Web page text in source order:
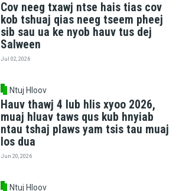
Cov neeg txawj ntse hais tias cov
kob tshuaj qias neeg tseem pheej
sib sau ua ke nyob hauv tus dej
Salween
Jul 02, 2026
Ntuj Hloov
Hauv thawj 4 lub hlis xyoo 2026,
muaj hluav taws qus kub hnyiab
ntau tshaj plaws yam tsis tau muaj
los dua
Jun 20, 2026
Ntuj Hloov